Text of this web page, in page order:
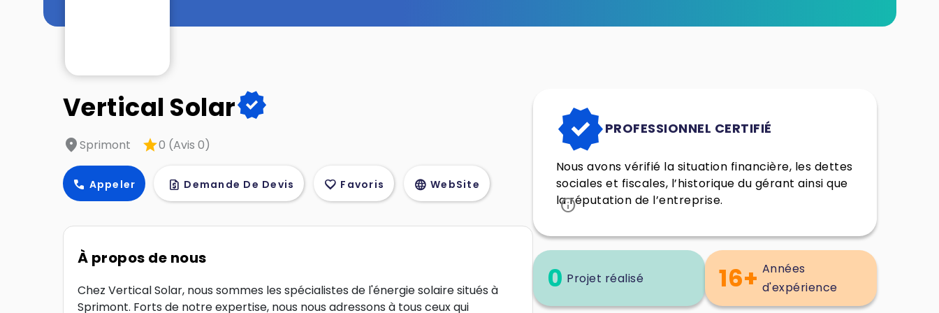
Vertical Solarverified
location_onSprimont star0 (Avis 0)
call Appeler request_quote Demande De Devis favorite Favoris language WebSite
À propos de nous
Chez Vertical Solar, nous sommes les spécialistes de l'énergie solaire situés à
Sprimont. Forts de notre expertise, nous nous adressons à tous ceux qui
verifiedPROFESSIONNEL CERTIFIÉ
Nous avons vérifié la situation financière, les dettes
sociales et fiscales, l’historique du gérant ainsi que
la réputation de l’entreprise.
info
0 Projet réalisé 16+ Années
d'expérience